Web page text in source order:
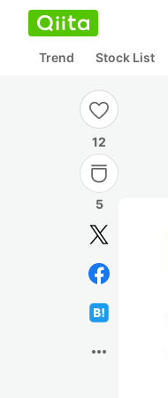
Trend Stock List
12
5
more_horiz